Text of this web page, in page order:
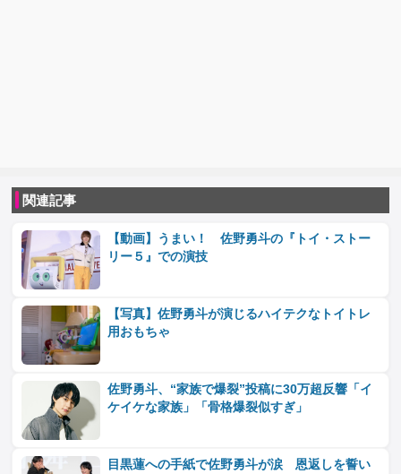
関連記事
【動画】うまい！ 佐野勇斗の『トイ・ストー
リー５』での演技
【写真】佐野勇斗が演じるハイテクなトイトレ
用おもちゃ
佐野勇斗、“家族で爆裂”投稿に30万超反響「イ
ケイケな家族」「骨格爆裂似すぎ」
目黒蓮への手紙で佐野勇斗が涙 恩返しを誓い